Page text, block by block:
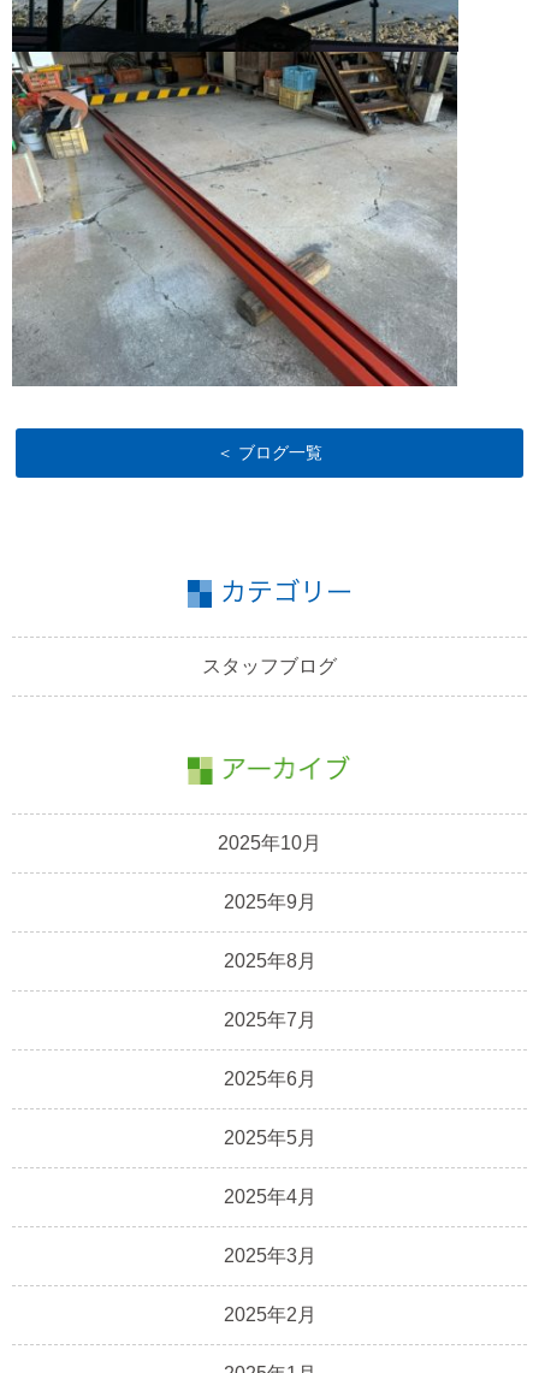
＜ ブログ一覧
スタッフブログ
2025年10月
2025年9月
2025年8月
2025年7月
2025年6月
2025年5月
2025年4月
2025年3月
2025年2月